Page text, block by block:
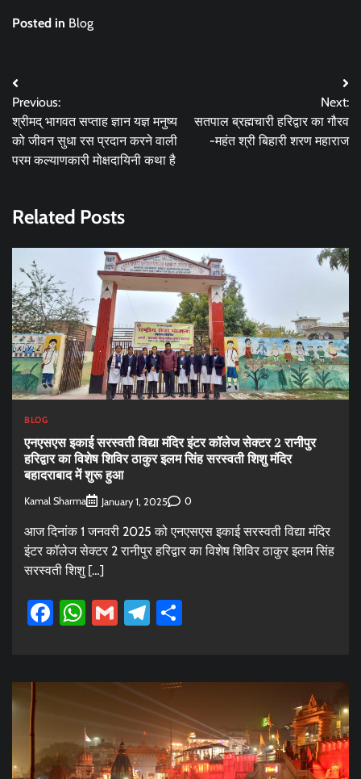
Posted in Blog
Post
navigation
Previous:
श्रीमद् भागवत सप्ताह ज्ञान यज्ञ मनुष्य
को जीवन सुधा रस प्रदान करने वाली
परम कल्याणकारी मोक्षदायिनी कथा है
Next:
सतपाल ब्रह्मचारी हरिद्वार का गौरव
-महंत श्री बिहारी शरण महाराज
Related Posts
BLOG
एनएसएस इकाई सरस्वती विद्या मंदिर इंटर कॉलेज सेक्टर 2 रानीपुर
हरिद्वार का विशेष शिविर ठाकुर इलम सिंह सरस्वती शिशु मंदिर
बहादराबाद में शुरू हुआ
Kamal Sharma January 1, 2025 0
आज दिनांक 1 जनवरी 2025 को एनएसएस इकाई सरस्वती विद्या मंदिर
इंटर कॉलेज सेक्टर 2 रानीपुर हरिद्वार का विशेष शिविर ठाकुर इलम सिंह
सरस्वती शिशु […]
Facebook
WhatsApp
GmailTelegram